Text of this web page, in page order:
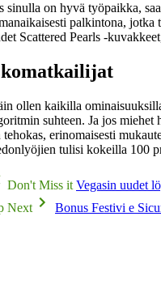
sinulla on hyvä työpaikka,
palkintona,
Scattered Pearls -
ollen kaikilla
suhteen. Ja jos
tehokas, erinomaisesti
tulisi kokeilla 100
Don't Miss it Vegasin uudet
Next
Bonus Festivi e